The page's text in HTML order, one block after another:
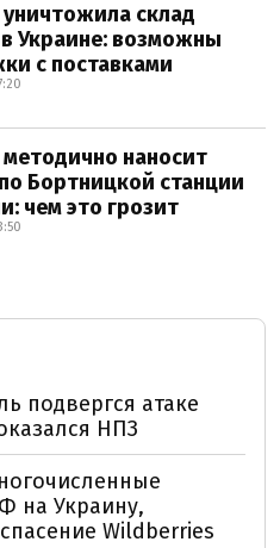
уничтожила склад
Украине: возможны
с поставками
методично наносит
Бортницкой станции
чем это грозит
подвергся атаке
НПЗ
на Украину,
Wildberries